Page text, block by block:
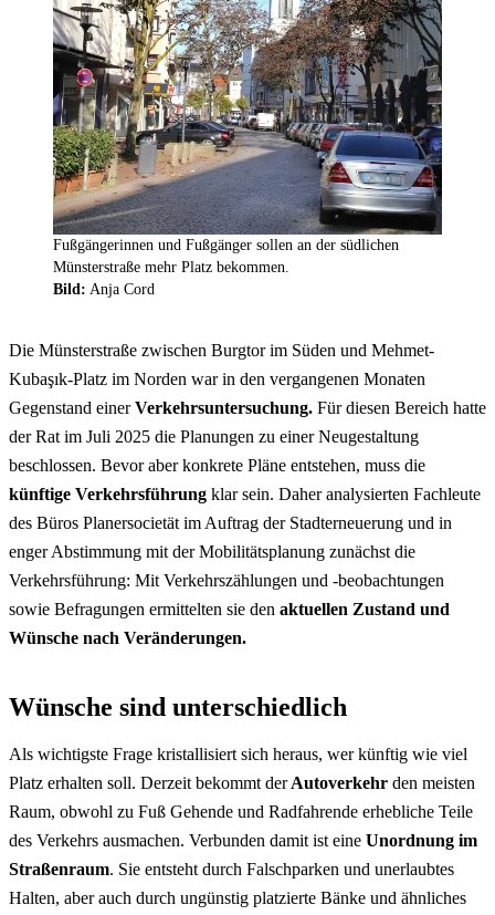
Fußgängerinnen und Fußgänger sollen an der südlichen
Münsterstraße mehr Platz bekommen.
Bild: Anja Cord
Die Münsterstraße zwischen Burgtor im Süden und Mehmet-
Kubaşık-Platz im Norden war in den vergangenen Monaten
Gegenstand einerVerkehrsuntersuchung. Für diesen Bereich hatte
der Rat im Juli 2025 die Planungen zu einer Neugestaltung
beschlossen. Bevor aber konkrete Pläne entstehen, muss die
künftige Verkehrsführung klar sein. Daher analysierten Fachleute
des Büros Planersocietät im Auftrag der Stadterneuerung und in
enger Abstimmung mit der Mobilitätsplanung zunächst die
Verkehrsführung: Mit Verkehrszählungen und -beobachtungen
sowie Befragungen ermittelten sie den aktuellen Zustand und
Wünsche nach Veränderungen.
Wünsche sind unterschiedlich
Als wichtigste Frage kristallisiert sich heraus, wer künftig wie viel
Platz erhalten soll. Derzeit bekommt derAutoverkehr den meisten
Raum, obwohl zu Fuß Gehende und Radfahrende erhebliche Teile
des Verkehrs ausmachen. Verbunden damit ist eine Unordnung im
Straßenraum. Sie entsteht durch Falschparken und unerlaubtes
Halten, aber auch durch ungünstig platzierte Bänke und ähnliches